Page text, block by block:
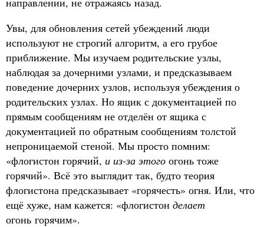
Увы, для обновления сетей убеждений люди
используют не строгий алгоритм, а его грубое
приближение. Мы изучаем родительские узлы,
наблюдая за дочерними узлами, и предсказываем
поведение дочерних узлов, используя убеждения о
родительских узлах. Но ящик с документацией по
прямым сообщениям не отделён от ящика с
документацией по обратным сообщениям толстой
непроницаемой стеной. Мы просто помним:
«флогистон горячий, и из-за этого огонь тоже
горячий». Всё это выглядит так, будто теория
флогистона предсказывает «горячесть» огня. Или, что
ещё хуже, нам кажется: «флогистон делает
огонь горячим».